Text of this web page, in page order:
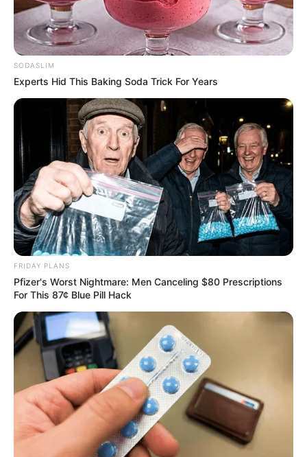
SODASLIM
Experts Hid This Baking Soda Trick For Years
FRIDAY PLANS
Pfizer's Worst Nightmare: Men Canceling $80 Prescriptions
For This 87¢ Blue Pill Hack